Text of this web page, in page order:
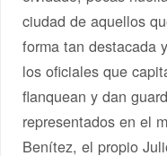
ciudad de aquellos
forma tan destacada
los oficiales que
flanquean y dan
representados en el
Benítez, el propio